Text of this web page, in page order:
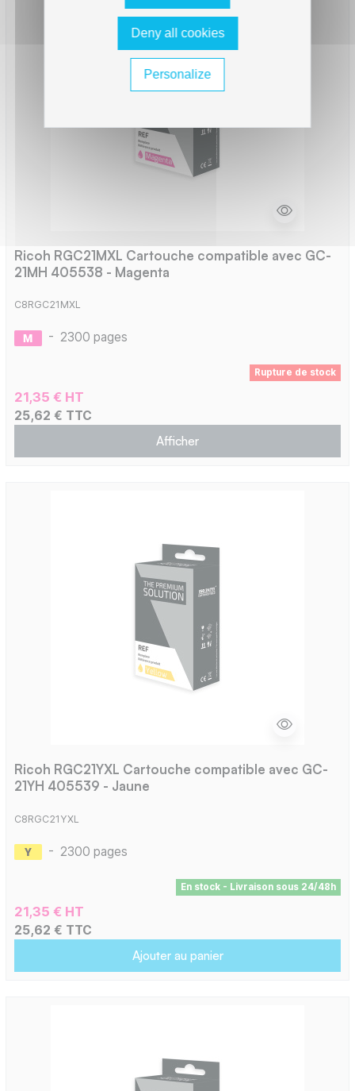
Ricoh RGC21MXL Cartouche compatible avec GC-
21MH 405538 - Magenta
C8RGC21MXL
- 2300 pages
Rupture de stock
21,35 € HT
25,62 € TTC
Afficher
Ricoh RGC21YXL Cartouche compatible avec GC-
21YH 405539 - Jaune
C8RGC21YXL
- 2300 pages
En stock - Livraison sous 24/48h
21,35 € HT
25,62 € TTC
Ajouter au panier
Deny all cookies
Personalize